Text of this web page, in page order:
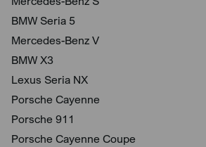
BMW Seria 5
Mercedes-Benz V
BMW X3
Lexus Seria NX
Porsche Cayenne
Porsche 911
Porsche Cayenne Coupe